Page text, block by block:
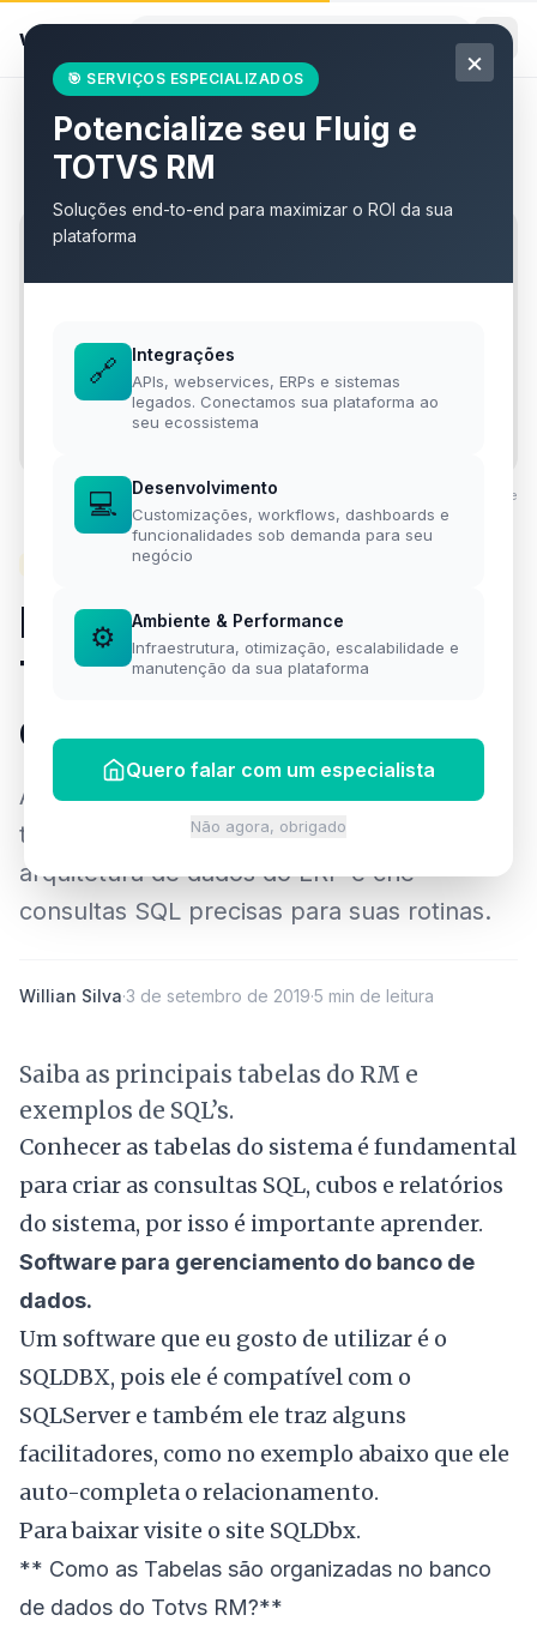
willian
Todos os artigos
Foto por Resource Database Unsplash License
Principais Tabelas
TOTVS RM: Dicionário
de Dados e Consultas
Acesse o mapeamento essencial das
tabelas do TOTVS RM. Entenda a
arquitetura de dados do ERP e crie
consultas SQL precisas para suas rotinas.
Willian Silva·3 de setembro de 2019·5 min de leitura
Saiba as principais tabelas do RM e
exemplos de SQL’s.
Conhecer as tabelas do sistema é fundamental
para criar as consultas SQL, cubos e relatórios
do sistema, por isso é importante aprender.
Software para gerenciamento do banco de
dados.
Um software que eu gosto de utilizar é o
SQLDBX, pois ele é compatível com o
SQLServer e também ele traz alguns
facilitadores, como no exemplo abaixo que ele
auto-completa o relacionamento.
Para baixar visite o site SQLDbx.
** Como as Tabelas são organizadas no banco
de dados do Totvs RM?**
×
🎯 SERVIÇOS ESPECIALIZADOS
Potencialize seu Fluig e
TOTVS RM
Soluções end-to-end para maximizar o ROI da sua
plataforma
🔗 Integrações
APIs, webservices, ERPs e sistemas
legados. Conectamos sua plataforma ao
seu ecossistema
💻 Desenvolvimento
Customizações, workflows, dashboards e
funcionalidades sob demanda para seu
negócio
⚙️ Ambiente & Performance
Infraestrutura, otimização, escalabilidade e
manutenção da sua plataforma
Quero falar com um especialista
Não agora, obrigado